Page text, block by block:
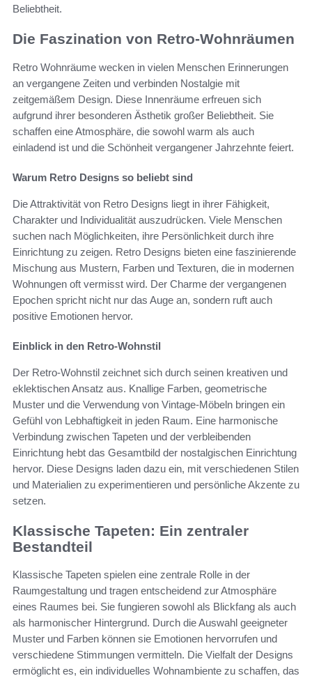
Beliebtheit.
Die Faszination von Retro-Wohnräumen
Retro Wohnräume wecken in vielen Menschen Erinnerungen
an vergangene Zeiten und verbinden Nostalgie mit
zeitgemäßem Design. Diese Innenräume erfreuen sich
aufgrund ihrer besonderen Ästhetik großer Beliebtheit. Sie
schaffen eine Atmosphäre, die sowohl warm als auch
einladend ist und die Schönheit vergangener Jahrzehnte feiert.
Warum Retro Designs so beliebt sind
Die Attraktivität von Retro Designs liegt in ihrer Fähigkeit,
Charakter und Individualität auszudrücken. Viele Menschen
suchen nach Möglichkeiten, ihre Persönlichkeit durch ihre
Einrichtung zu zeigen. Retro Designs bieten eine faszinierende
Mischung aus Mustern, Farben und Texturen, die in modernen
Wohnungen oft vermisst wird. Der Charme der vergangenen
Epochen spricht nicht nur das Auge an, sondern ruft auch
positive Emotionen hervor.
Einblick in den Retro-Wohnstil
Der Retro-Wohnstil zeichnet sich durch seinen kreativen und
eklektischen Ansatz aus. Knallige Farben, geometrische
Muster und die Verwendung von Vintage-Möbeln bringen ein
Gefühl von Lebhaftigkeit in jeden Raum. Eine harmonische
Verbindung zwischen Tapeten und der verbleibenden
Einrichtung hebt das Gesamtbild der nostalgischen Einrichtung
hervor. Diese Designs laden dazu ein, mit verschiedenen Stilen
und Materialien zu experimentieren und persönliche Akzente zu
setzen.
Klassische Tapeten: Ein zentraler
Bestandteil
Klassische Tapeten spielen eine zentrale Rolle in der
Raumgestaltung und tragen entscheidend zur Atmosphäre
eines Raumes bei. Sie fungieren sowohl als Blickfang als auch
als harmonischer Hintergrund. Durch die Auswahl geeigneter
Muster und Farben können sie Emotionen hervorrufen und
verschiedene Stimmungen vermitteln. Die Vielfalt der Designs
ermöglicht es, ein individuelles Wohnambiente zu schaffen, das